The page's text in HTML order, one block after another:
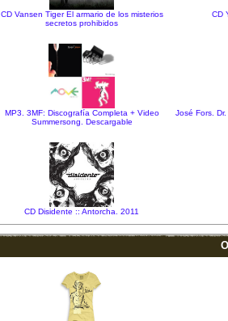
CD Vansen Tiger El armario de los misterios
secretos prohibidos
CD
MP3. 3MF: Discografía Completa + Video
Summersong. Descargable
José Fors.
CD Disidente :: Antorcha. 2011